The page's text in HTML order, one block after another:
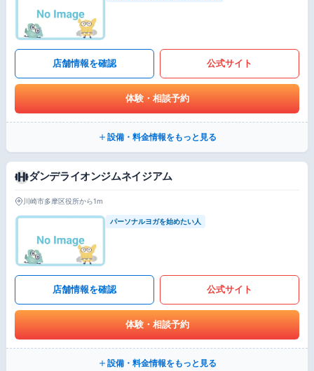
店舗情報を確認 公式サイト
体験・相談予約
設備・料金情報をもっと見る
ダンデライオンジムネイジアム
川崎市多摩区役所から1m
パーソナルヨガを始めたい人
店舗情報を確認 公式サイト
体験・相談予約
設備・料金情報をもっと見る